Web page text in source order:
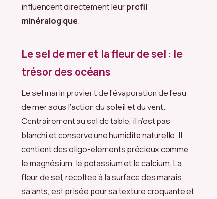
influencent directement leurprofil
minéralogique.
Le sel de mer et la fleur de sel : le
trésor des océans
Le sel marin provient de l’évaporation de l’eau
de mer sous l’action du soleil et du vent.
Contrairement au sel de table, il n’est pas
blanchi et conserve une humidité naturelle. Il
contient des oligo-éléments précieux comme
le magnésium, le potassium et le calcium. La
fleur de sel, récoltée à la surface des marais
salants, est prisée pour sa texture croquante et